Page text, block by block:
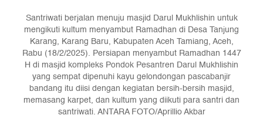
Santriwati berjalan menuju masjid Darul Mukhlishin untuk
mengikuti kultum menyambut Ramadhan di Desa Tanjung
Karang, Karang Baru, Kabupaten Aceh Tamiang, Aceh,
Rabu (18/2/2025). Persiapan menyambut Ramadhan 1447
H di masjid kompleks Pondok Pesantren Darul Mukhlishin
yang sempat dipenuhi kayu gelondongan pascabanjir
bandang itu diisi dengan kegiatan bersih-bersih masjid,
memasang karpet, dan kultum yang diikuti para santri dan
santriwati. ANTARA FOTO/Aprillio Akbar